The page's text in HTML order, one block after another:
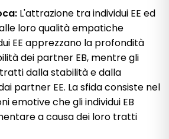
L'attrazione tra individui EE ed
loro qualità empatiche
EE apprezzano la profondità
dei partner EB, mentre gli
dalla stabilità e dalla
partner EE. La sfida consiste nel
emotive che gli individui EB
a causa dei loro tratti